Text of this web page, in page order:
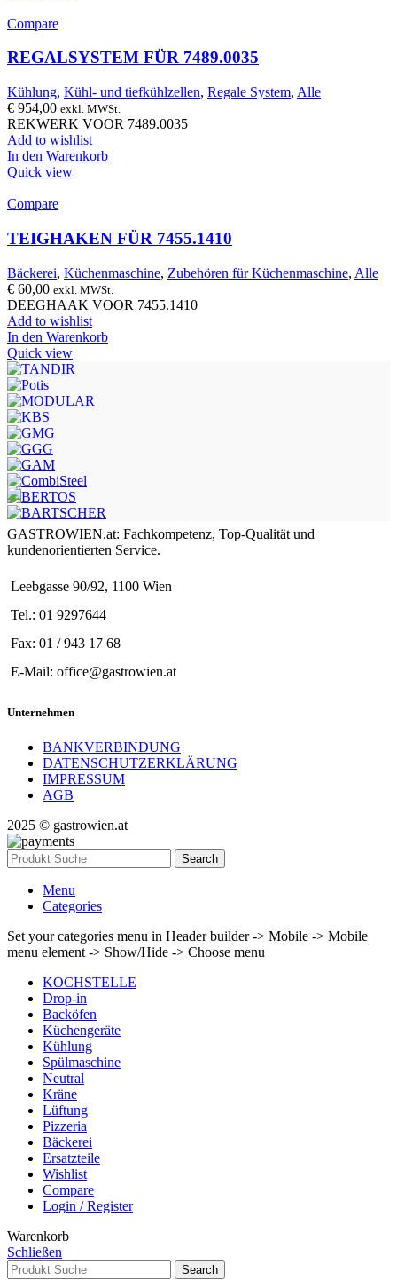
Compare
REGALSYSTEM FÜR 7489.0035
Kühlung, Kühl- und tiefkühlzellen, Regale System, Alle
€ 954,00 exkl. MWSt.
REKWERK VOOR 7489.0035
Add to wishlist
In den Warenkorb
Quick view
Compare
TEIGHAKEN FÜR 7455.1410
Bäckerei, Küchenmaschine, Zubehören für Küchenmaschine, Alle
€ 60,00 exkl. MWSt.
DEEGHAAK VOOR 7455.1410
Add to wishlist
In den Warenkorb
Quick view
GASTROWIEN.at: Fachkompetenz, Top-Qualität und
kundenorientierten Service.
Leebgasse 90/92, 1100 Wien
Tel.: 01 9297644
Fax: 01 / 943 17 68
E-Mail: office@gastrowien.at
Unternehmen
BANKVERBINDUNG
DATENSCHUTZERKLÄRUNG
IMPRESSUM
AGB
2025 © gastrowien.at
Search
Menu
Categories
Set your categories menu in Header builder -> Mobile -> Mobile
menu element -> Show/Hide -> Choose menu
KOCHSTELLE
Drop-in
Backöfen
Küchengeräte
Kühlung
Spülmaschine
Neutral
Kräne
Lüftung
Pizzeria
Bäckerei
Ersatzteile
Wishlist
Compare
Login / Register
Warenkorb
Schließen
Search